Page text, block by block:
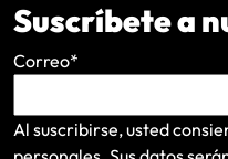
Suscríbete a
Correo*
Al suscribirse, usted